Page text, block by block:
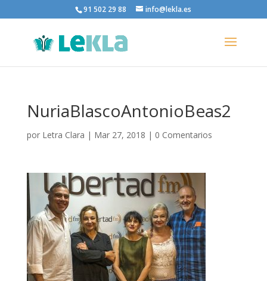
91 502 29 88 info@lekla.es
NuriaBlascoAntonioBeas2
por Letra Clara | Mar 27, 2018 | 0 Comentarios